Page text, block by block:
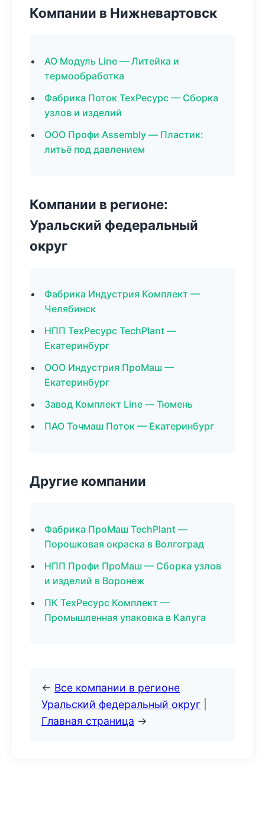
Компании в Нижневартовск
АО Модуль Line — Литейка и
термообработка
Фабрика Поток ТехРесурс — Сборка
узлов и изделий
ООО Профи Assembly — Пластик:
литьё под давлением
Компании в регионе:
Уральский федеральный
округ
Фабрика Индустрия Комплект —
Челябинск
НПП ТехРесурс TechPlant —
Екатеринбург
ООО Индустрия ПроМаш —
Екатеринбург
Завод Комплект Line — Тюмень
ПАО Точмаш Поток — Екатеринбург
Другие компании
Фабрика ПроМаш TechPlant —
Порошковая окраска в Волгоград
НПП Профи ПроМаш — Сборка узлов
и изделий в Воронеж
ПК ТехРесурс Комплект —
Промышленная упаковка в Калуга
← Все компании в регионе
Уральский федеральный округ
Главная страница →